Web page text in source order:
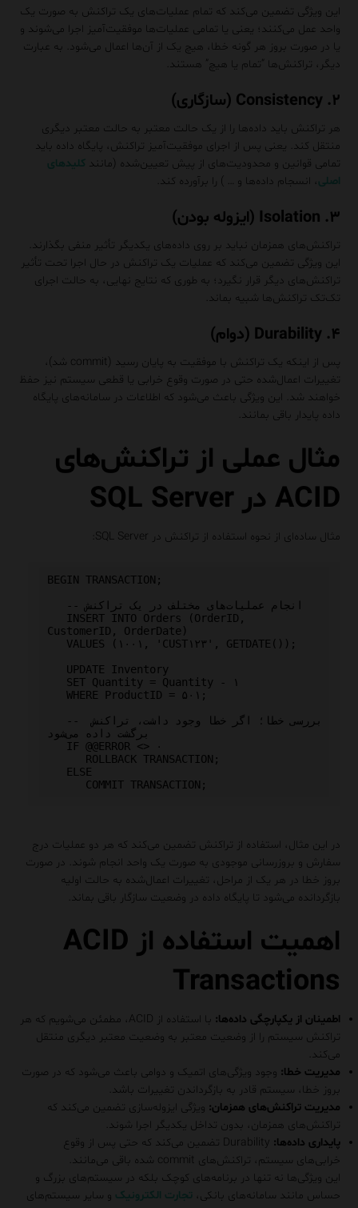
این ویژگی تضمین می‌کند که تمام عملیات‌های یک تراکنش به صورت یک
واحد عمل می‌کنند؛ یعنی یا تمامی عملیات‌ها موفقیت‌آمیز اجرا می‌شوند و
یا در صورت بروز هر گونه خطا، هیچ یک از آن‌ها اعمال می‌شود. به عبارت
دیگر، تراکنش‌ها “تمام یا هیچ” هستند.
۲. Consistency (سازگاری)
هر تراکنش باید داده‌ها را از یک حالت معتبر به حالت معتبر دیگری
منتقل کند. یعنی پس از اجرای موفقیت‌آمیز تراکنش، پایگاه داده باید
تمامی قوانین و محدودیت‌های از پیش تعیین‌شده (مانند کلیدهای
اصلی، انسجام داده‌ها و … ) را برآورده کند.
۳. Isolation (ایزوله بودن)
تراکنش‌های همزمان نباید بر روی داده‌های یکدیگر تأثیر منفی بگذارند.
این ویژگی تضمین می‌کند که عملیات یک تراکنش در حال اجرا تحت تأثیر
تراکنش‌های دیگر قرار نگیرد؛ به طوری که نتایج نهایی، به حالت اجرای
تک‌تک تراکنش‌ها شبیه بماند.
۴. Durability (دوام)
پس از اینکه یک تراکنش با موفقیت به پایان رسید (commit شد)،
تغییرات اعمال‌شده حتی در صورت وقوع خرابی یا قطعی سیستم نیز حفظ
خواهند شد. این ویژگی باعث می‌شود که اطلاعات در سامانه‌های پایگاه
داده پایدار باقی بمانند.
مثال عملی از تراکنش‌های
ACID در SQL Server
مثال ساده‌ای از نحوه استفاده از تراکنش در SQL Server:
BEGIN TRANSACTION;
CustomerID, OrderDate)
برگشت داده می‌شود
در این مثال، استفاده از تراکنش تضمین می‌کند که هر دو عملیات درج
سفارش و بروزرسانی موجودی به صورت یک واحد انجام شوند. در صورت
بروز خطا در هر یک از مراحل، تغییرات اعمال‌شده به حالت اولیه
بازگردانده می‌شود تا پایگاه داده در وضعیت سازگار باقی بماند.
اهمیت استفاده از ACID
Transactions
اطمینان از یکپارچگی داده‌ها:
با استفاده از ACID، مطمئن می‌شویم که هر
تراکنش سیستم را از وضعیت معتبر به وضعیت معتبر دیگری منتقل
می‌کند.
مدیریت خطا: وجود ویژگی‌های اتمیک و دوامی باعث می‌شود که در صورت
بروز خطا، سیستم قادر به بازگرداندن تغییرات باشد.
مدیریت تراکنش‌های همزمان: ویژگی ایزوله‌سازی تضمین می‌کند که
تراکنش‌های همزمان، بدون تداخل یکدیگر اجرا شوند.
پایداری داده‌ها:
Durability تضمین می‌کند که حتی پس از وقوع
خرابی‌های سیستم، تراکنش‌های commit شده باقی می‌مانند.
این ویژگی‌ها نه تنها در برنامه‌های کوچک بلکه در سیستم‌های بزرگ و
حساس مانند سامانه‌های بانکی، تجارت الکترونیک و سایر سیستم‌های